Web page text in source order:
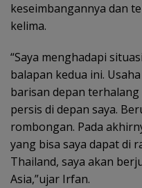
keseimbangannya dan
kelima.
“Saya menghadapi
balapan kedua ini.
barisan depan
persis di depan saya.
rombongan. Pada
yang bisa saya dapat di
Thailand, saya akan
Asia,”ujar Irfan.